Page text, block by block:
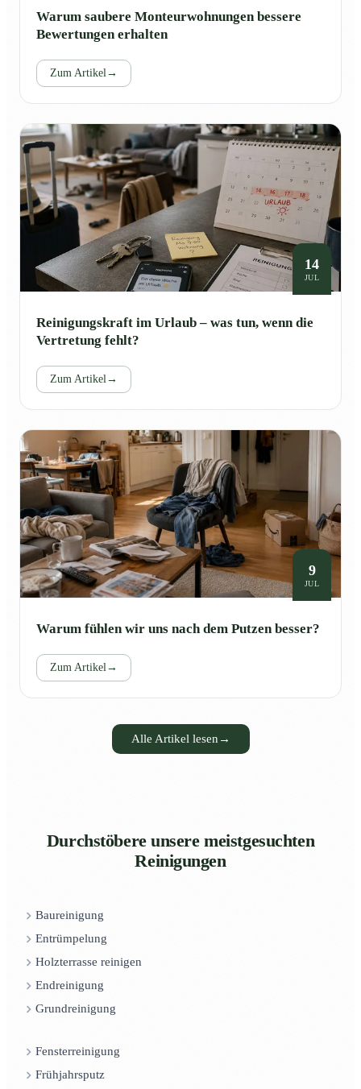
Warum saubere Monteurwohnungen bessere
Bewertungen erhalten
Zum Artikel→
14
JUL
Reinigungskraft im Urlaub – was tun, wenn die
Vertretung fehlt?
Zum Artikel→
9
JUL
Warum fühlen wir uns nach dem Putzen besser?
Zum Artikel→
Alle Artikel lesen →
Durchstöbere unsere meistgesuchten
Reinigungen
Baureinigung
Entrümpelung
Holzterrasse reinigen
Endreinigung
Grundreinigung
Fensterreinigung
Frühjahrsputz